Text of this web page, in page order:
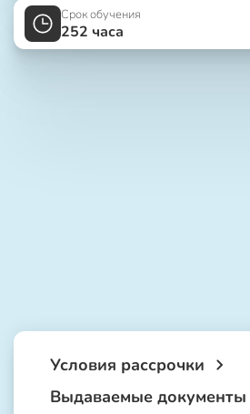
Срок обучения
252 часа
Условия рассрочки
Выдаваемые документы